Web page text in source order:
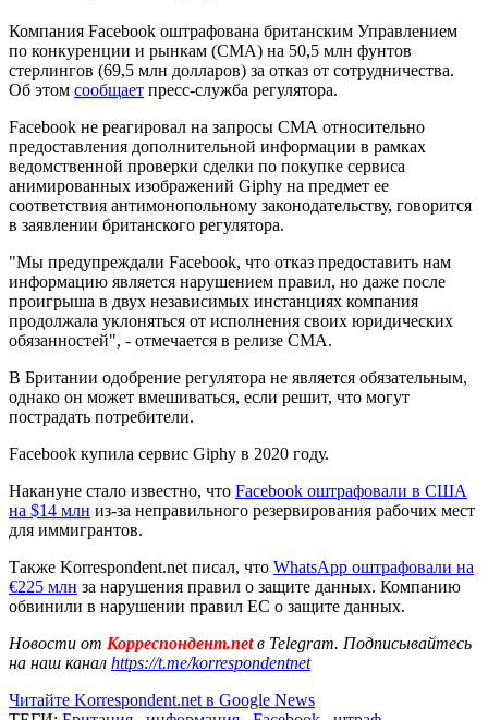
Компания Facebook оштрафована британским Управлением
по конкуренции и рынкам (СМА) на 50,5 млн фунтов
стерлингов (69,5 млн долларов) за отказ от сотрудничества.
Об этом сообщает пресс-служба регулятора.
Facebook не реагировал на запросы СМА относительно
предоставления дополнительной информации в рамках
ведомственной проверки сделки по покупке сервиса
анимированных изображений Giphy на предмет ее
соответствия антимонопольному законодательству, говорится
в заявлении британского регулятора.
"Мы предупреждали Facebook, что отказ предоставить нам
информацию является нарушением правил, но даже после
проигрыша в двух независимых инстанциях компания
продолжала уклоняться от исполнения своих юридических
обязанностей", - отмечается в релизе СМА.
В Британии одобрение регулятора не является обязательным,
однако он может вмешиваться, если решит, что могут
пострадать потребители.
Facebook купила сервис Giphy в 2020 году.
Накануне стало известно, что Facebook оштрафовали в США
на $14 млн из-за неправильного резервирования рабочих мест
для иммигрантов.
Также Korrespondent.net писал, что WhatsApp оштрафовали на
€225 млн за нарушения правил о защите данных. Компанию
обвинили в нарушении правил ЕС о защите данных.
Новости от Корреспондент.netв Telegram. Подписывайтесь
на наш канал https://t.me/korrespondentnet
Читайте Korrespondent.net в Google News